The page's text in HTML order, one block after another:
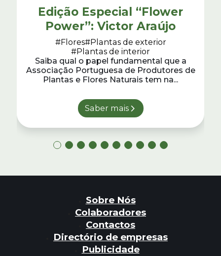
Edição Especial “Flower
Power”: Victor Araújo
#Flores#Plantas de exterior
#Plantas de interior
Saiba qual o papel fundamental que a
Associação Portuguesa de Produtores de
Plantas e Flores Naturais tem na...
Saber mais
Sobre Nós
Colaboradores
Contactos
Directório de empresas
Publicidade